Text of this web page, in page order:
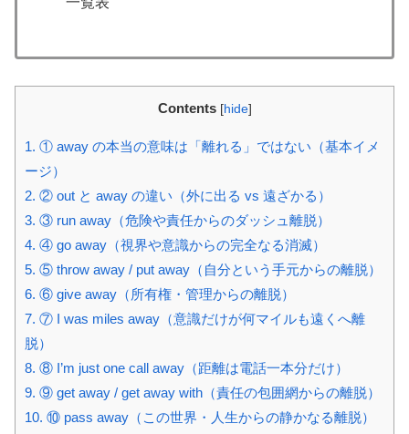
Contents [hide]
1. ① away の本当の意味は「離れる」ではない（基本イメ
ージ）
2. ② out と away の違い（外に出る vs 遠ざかる）
3. ③ run away（危険や責任からのダッシュ離脱）
4. ④ go away（視界や意識からの完全なる消滅）
5. ⑤ throw away / put away（自分という手元からの離脱）
6. ⑥ give away（所有権・管理からの離脱）
7. ⑦ I was miles away（意識だけが何マイルも遠くへ離
脱）
8. ⑧ I’m just one call away（距離は電話一本分だけ）
9. ⑨ get away / get away with（責任の包囲網からの離脱）
10. ⑩ pass away（この世界・人生からの静かなる離脱）